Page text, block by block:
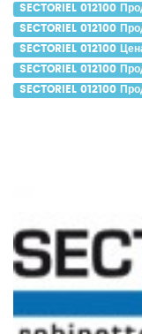
SECTORIEL 012100
SECTORIEL 012100
SECTORIEL 012100
SECTORIEL 012100
SECTORIEL 012100